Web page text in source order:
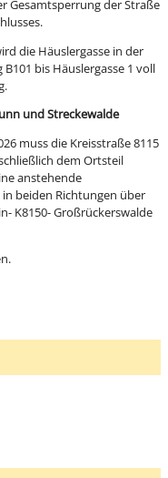
Gesamtsperrung der Straße
die Häuslergasse in der
bis Häuslergasse 1 voll
und Streckewalde
muss die Kreisstraße 8115
dem Ortsteil
anstehende
beiden Richtungen über
K8150- Großrückerswalde